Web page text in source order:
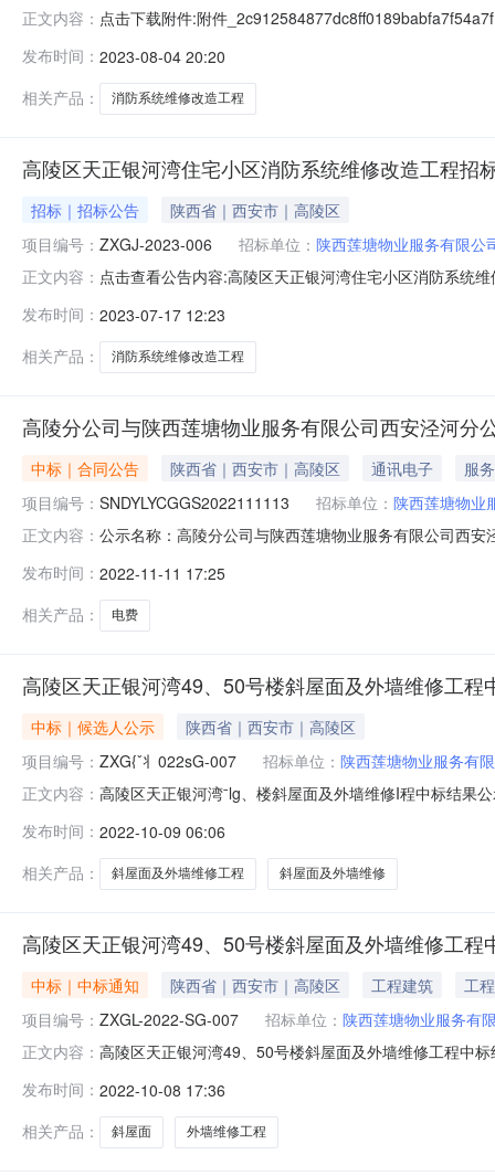
正文内容： 点击下载附件:附件
0810:00:00二、监督部门本招标项目的监督部门为西安
发布时间： 2023-08-04 20:20
相关产品：
消防系统维修改造工程
高陵区天正银河湾住宅小区消防系统维修改造工程招
招标｜招标公告
陕西省｜西安市｜高陵区
项目编号： ZXGJ-2023-006 招标单位： 陕西莲塘物业服务有限公
正文内容： 点击查看公告内容:高陵区天正银河湾住宅小区消防系统
关批准,项目资金来源为其他资金/,招标人为陕西莲塘物
一期△.2.3
发布时间： 2023-07-17 12:23
相关产品：
消防系统维修改造工程
高陵分公司与陕西莲塘物业服务有限公司西安泾河分
中标｜合同公告 陕西省｜西安市｜高陵区 通讯电子
服务
项目编号： SNDYLYCGGS2022111113 招标单位： 陕西莲塘物业
正文内容： 公示名称：高陵分公司与陕西莲塘物业服务有限公司西
区天正银河湾小区安装的室分提供用电服务，原电费为
发布时间： 2022-11-11 17:25
相关产品：
电费
高陵区天正银河湾49、50号楼斜屋面及外墙维修工程
中标｜候选人公示
陕西省｜西安市｜高陵区
项目编号： ZXG{ˇ丬022sG-007 招标单位： 陕西莲塘物业服务有
正文内容： 高陵区天正银河湾ˉlg、楼斜屋面及外墙维修I程中标结果
公司西安泾河分公司地址:lIh安泾河⒈业园人钅艮河湾iL∶
发布时间： 2022-10-09 06:06
相关产品：
斜屋面及外墙维修工程 斜屋面及外墙维修
高陵区天正银河湾49、50号楼斜屋面及外墙维修工程
中标｜中标通知 陕西省｜西安市｜高陵区 工程建筑
工程
项目编号： ZXGL-2022-SG-007 招标单位： 陕西莲塘物业服务有
正文内容： 高陵区天正银河湾49、50号楼斜屋面及外墙维修工程中
89.319421万元二、其他：1三、监督部门本招标项目的
业园天正
发布时间： 2022-10-08 17:36
相关产品：
斜屋面 外墙维修工程